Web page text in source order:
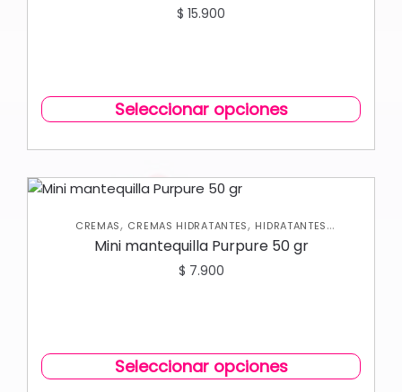
$ 15.900
Seleccionar opciones
CREMAS, CREMAS HIDRATANTES, HIDRATANTES
CORPORALES , NUEVA COLECCIÓN SKIN CARE CORPORAL
Mini mantequilla Purpure 50 gr
$ 7.900
Seleccionar opciones